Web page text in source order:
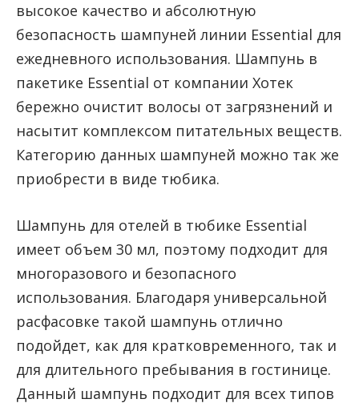
высокое качество и абсолютную
безопасность шампуней линии Essential для
ежедневного использования. Шампунь в
пакетике Essential от компании Хотек
бережно очистит волосы от загрязнений и
насытит комплексом питательных веществ.
Категорию данных шампуней можно так же
приобрести в виде тюбика.
Шампунь для отелей в тюбике Essential
имеет объем 30 мл, поэтому подходит для
многоразового и безопасного
использования. Благодаря универсальной
расфасовке такой шампунь отлично
подойдет, как для кратковременного, так и
для длительного пребывания в гостинице.
Данный шампунь подходит для всех типов